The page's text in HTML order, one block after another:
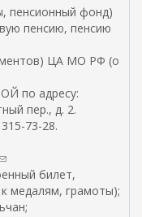
пенсионный фонд)
пенсию, пенсию
ЦА МО РФ (о
по адресу:
пер., д. 2.
73-28.
билет,
медалям, грамоты);